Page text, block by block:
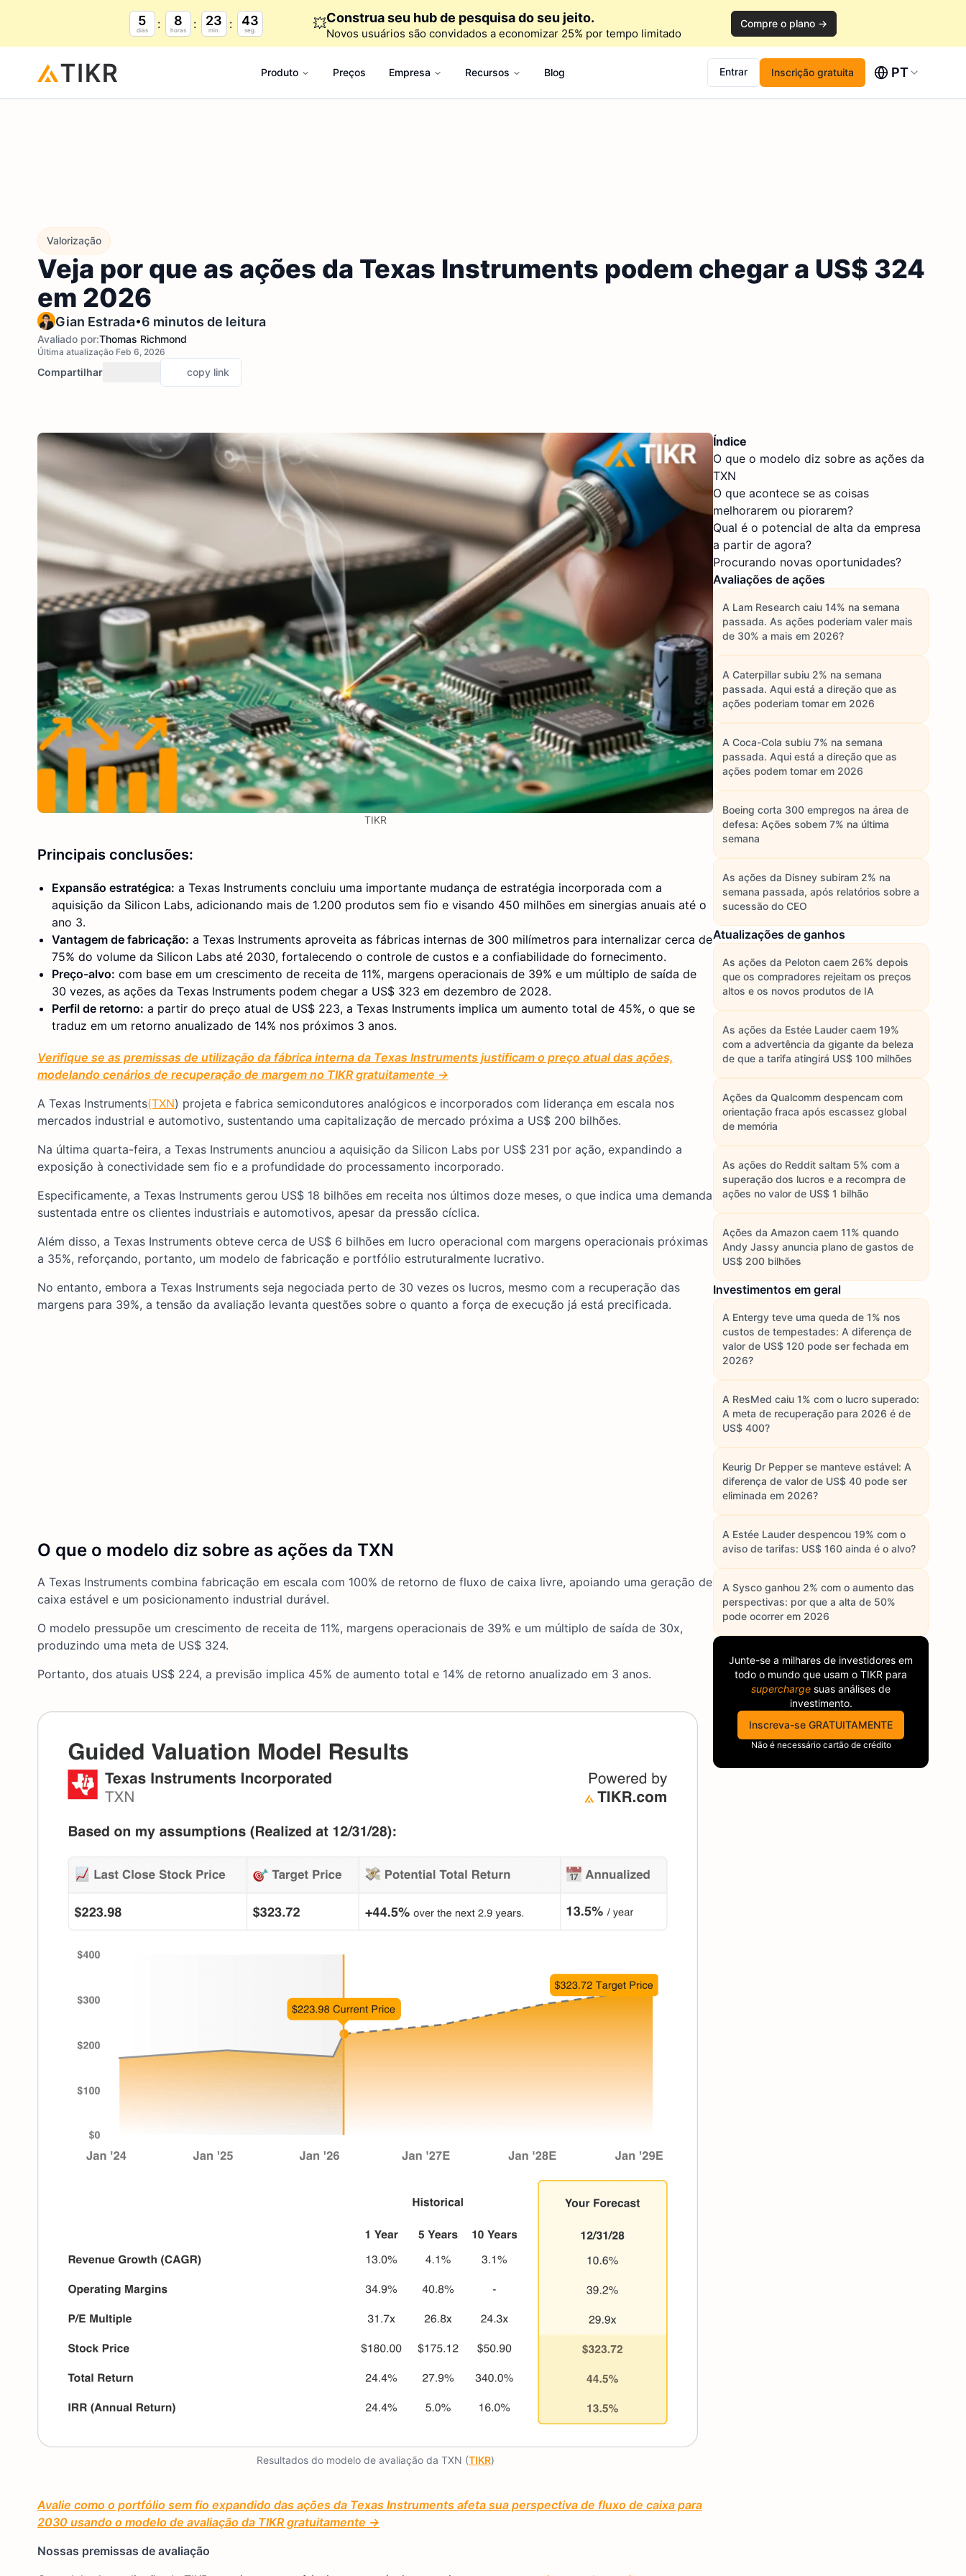
5
dias
8
horas
23
min.
42
seg. 💥Construa seu hub de pesquisa do seu jeito.
Novos usuários são convidados a economizar 25% por tempo limitado
Compre o plano →
Produto Preços Empresa Recursos Blog Entrar Inscrição gratuita PT
Valorização
Veja por que as ações da Texas Instruments podem chegar a US$ 324
em 2026
Gian Estrada•6 minutos de leitura
Avaliado por:Thomas Richmond
Última atualização Feb 6, 2026
Compartilhar copy link
TIKR
Principais conclusões:
Expansão estratégica: a Texas Instruments concluiu uma importante mudança de estratégia incorporada com a
aquisição da Silicon Labs, adicionando mais de 1.200 produtos sem fio e visando 450 milhões em sinergias anuais até o
ano 3.
Vantagem de fabricação: a Texas Instruments aproveita as fábricas internas de 300 milímetros para internalizar cerca de
75% do volume da Silicon Labs até 2030, fortalecendo o controle de custos e a confiabilidade do fornecimento.
Preço-alvo: com base em um crescimento de receita de 11%, margens operacionais de 39% e um múltiplo de saída de
30 vezes, as ações da Texas Instruments podem chegar a US$ 323 em dezembro de 2028.
Perfil de retorno: a partir do preço atual de US$ 223, a Texas Instruments implica um aumento total de 45%, o que se
traduz em um retorno anualizado de 14% nos próximos 3 anos.
Verifique se as premissas de utilização da fábrica interna da Texas Instruments justificam o preço atual das ações,
modelando cenários de recuperação de margem no TIKR gratuitamente →
A Texas Instruments(TXN) projeta e fabrica semicondutores analógicos e incorporados com liderança em escala nos
mercados industrial e automotivo, sustentando uma capitalização de mercado próxima a US$ 200 bilhões.
Na última quarta-feira, a Texas Instruments anunciou a aquisição da Silicon Labs por US$ 231 por ação, expandindo a
exposição à conectividade sem fio e a profundidade do processamento incorporado.
Especificamente, a Texas Instruments gerou US$ 18 bilhões em receita nos últimos doze meses, o que indica uma demanda
sustentada entre os clientes industriais e automotivos, apesar da pressão cíclica.
Além disso, a Texas Instruments obteve cerca de US$ 6 bilhões em lucro operacional com margens operacionais próximas
a 35%, reforçando, portanto, um modelo de fabricação e portfólio estruturalmente lucrativo.
No entanto, embora a Texas Instruments seja negociada perto de 30 vezes os lucros, mesmo com a recuperação das
margens para 39%, a tensão da avaliação levanta questões sobre o quanto a força de execução já está precificada.
O que o modelo diz sobre as ações da TXN
A Texas Instruments combina fabricação em escala com 100% de retorno de fluxo de caixa livre, apoiando uma geração de
caixa estável e um posicionamento industrial durável.
O modelo pressupõe um crescimento de receita de 11%, margens operacionais de 39% e um múltiplo de saída de 30x,
produzindo uma meta de US$ 324.
Portanto, dos atuais US$ 224, a previsão implica 45% de aumento total e 14% de retorno anualizado em 3 anos.
Resultados do modelo de avaliação da TXN (TIKR)
Avalie como o portfólio sem fio expandido das ações da Texas Instruments afeta sua perspectiva de fluxo de caixa para
2030 usando o modelo de avaliação da TIKR gratuitamente →
Nossas premissas de avaliação
Índice
O que o modelo diz sobre as ações da
TXN
O que acontece se as coisas
melhorarem ou piorarem?
Qual é o potencial de alta da empresa
a partir de agora?
Procurando novas oportunidades?
Avaliações de ações
A Lam Research caiu 14% na semana
passada. As ações poderiam valer mais
de 30% a mais em 2026?
A Caterpillar subiu 2% na semana
passada. Aqui está a direção que as
ações poderiam tomar em 2026
A Coca-Cola subiu 7% na semana
passada. Aqui está a direção que as
ações podem tomar em 2026
Boeing corta 300 empregos na área de
defesa: Ações sobem 7% na última
semana
As ações da Disney subiram 2% na
semana passada, após relatórios sobre a
sucessão do CEO
Atualizações de ganhos
As ações da Peloton caem 26% depois
que os compradores rejeitam os preços
altos e os novos produtos de IA
As ações da Estée Lauder caem 19%
com a advertência da gigante da beleza
de que a tarifa atingirá US$ 100 milhões
Ações da Qualcomm despencam com
orientação fraca após escassez global
de memória
As ações do Reddit saltam 5% com a
superação dos lucros e a recompra de
ações no valor de US$ 1 bilhão
Ações da Amazon caem 11% quando
Andy Jassy anuncia plano de gastos de
US$ 200 bilhões
Investimentos em geral
A Entergy teve uma queda de 1% nos
custos de tempestades: A diferença de
valor de US$ 120 pode ser fechada em
2026?
A ResMed caiu 1% com o lucro superado:
A meta de recuperação para 2026 é de
US$ 400?
Keurig Dr Pepper se manteve estável: A
diferença de valor de US$ 40 pode ser
eliminada em 2026?
A Estée Lauder despencou 19% com o
aviso de tarifas: US$ 160 ainda é o alvo?
A Sysco ganhou 2% com o aumento das
perspectivas: por que a alta de 50%
pode ocorrer em 2026
Junte-se a milhares de investidores em
todo o mundo que usam o TIKR para
supercharge suas análises de
investimento.
Inscreva-se GRATUITAMENTE
Não é necessário cartão de crédito